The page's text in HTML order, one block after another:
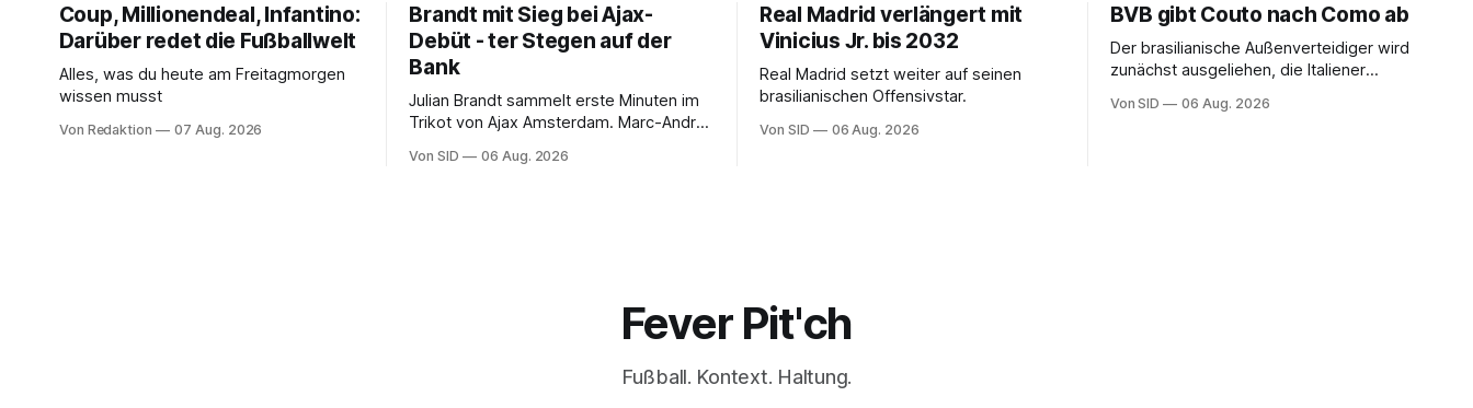
Coup, Millionendeal, Infantino:
Darüber redet die Fußballwelt
Alles, was du heute am Freitagmorgen
wissen musst
Von Redaktion 07 Aug. 2026
Brandt mit Sieg bei Ajax-
Debüt - ter Stegen auf der
Bank
Julian Brandt sammelt erste Minuten im
Trikot von Ajax Amsterdam. Marc-André
Von SID 06 Aug. 2026
Real Madrid verlängert mit
Vinicius Jr. bis 2032
Real Madrid setzt weiter auf seinen
brasilianischen Offensivstar.
Von SID 06 Aug. 2026
BVB gibt Couto nach Como ab
Der brasilianische Außenverteidiger wird
zunächst ausgeliehen, die Italiener
Von SID 06 Aug. 2026
Fever Pit'ch
Fußball. Kontext. Haltung.